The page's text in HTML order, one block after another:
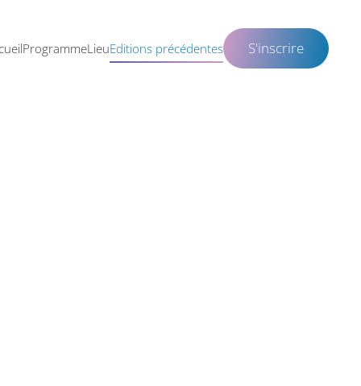
ProgrammeLieuEditions précédentes S'inscrire